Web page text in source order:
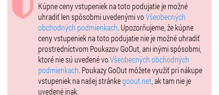
Ceny vstupeniek v predpredaji, najneskôr do 06.07.2023:
3-dňová dospelí - 12 €
3-dňová deti a mládež od 140 cm výšky a do veku 18 rokov, držitelia
platnej ISIC karty - 5 €
1-dňová nedeľa dospelí – 8€
1-dňová nedeľa detský – 5€
Ceny vstupeniek zakúpených na mieste, od 07.07.2023:
Kúpne ceny vstupeniek na toto podujatie je možné
uhradiť len spôsobmi uvedenými voVšeobecných
obchodných podmienkach. Upozorňujeme, že kúpne
ceny vstupeniek na toto podujatie nie je možné uhradiť
prostredníctvom Poukazov GoOut, ani inými spôsobmi,
ktoré nie sú uvedené voVšeobecných obchodných
podmienkach. Poukazy GoOut môžete využiť pri nákupe
vstupeniek na našej stránkegoout.net , ak tam nie je
uvedené inak.